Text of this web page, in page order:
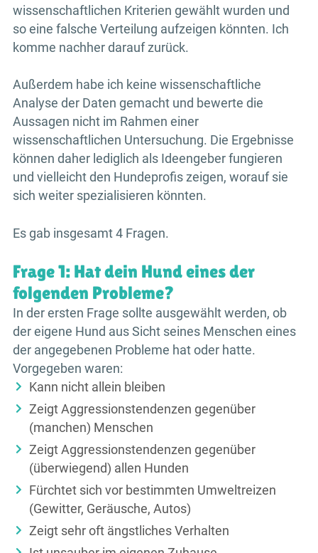
wissenschaftlichen Kriterien gewählt wurden und
so eine falsche Verteilung aufzeigen könnten. Ich
komme nachher darauf zurück.
Außerdem habe ich keine wissenschaftliche
Analyse der Daten gemacht und bewerte die
Aussagen nicht im Rahmen einer
wissenschaftlichen Untersuchung. Die Ergebnisse
können daher lediglich als Ideengeber fungieren
und vielleicht den Hundeprofis zeigen, worauf sie
sich weiter spezialisieren könnten.
Es gab insgesamt 4 Fragen.
Frage 1: Hat dein Hund eines der
folgenden Probleme?
In der ersten Frage sollte ausgewählt werden, ob
der eigene Hund aus Sicht seines Menschen eines
der angegebenen Probleme hat oder hatte.
Vorgegeben waren:
Kann nicht allein bleiben
Zeigt Aggressionstendenzen gegenüber
(manchen) Menschen
Zeigt Aggressionstendenzen gegenüber
(überwiegend) allen Hunden
Fürchtet sich vor bestimmten Umweltreizen
(Gewitter, Geräusche, Autos)
Zeigt sehr oft ängstliches Verhalten